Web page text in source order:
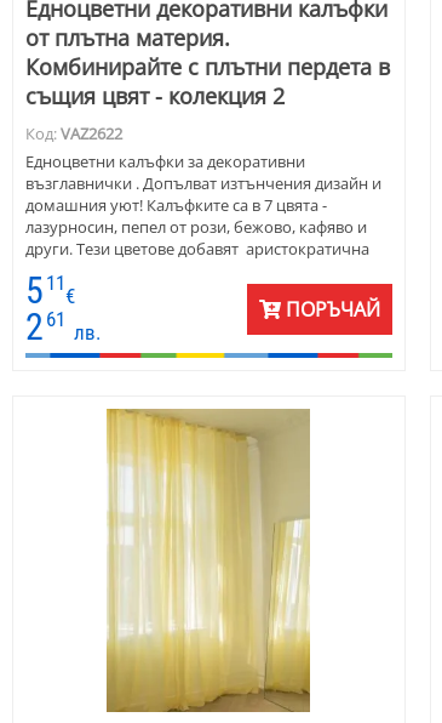
Едноцветни декоративни калъфки
от плътна материя.
Комбинирайте с плътни пердета в
същия цвят - колекция 2
Код:VAZ2622
Едноцветни калъфки за декоративни
възглавнички . Допълват изтънчения дизайн и
домашния уют! Калъфките са в 7 цвята -
лазурносин, пепел от рози, бежово, кафяво и
други. Тези цветове добавят аристократична
Предоставя безкрайни възможности за стилни
комбинации. Декоративните калъфкит са с
размери 45х45 см . Перфектни са за всеки диван,
стол или легло. Изработени са от плат петек -
5 11
€
2 61
лв.
ПОРЪЧАЙ